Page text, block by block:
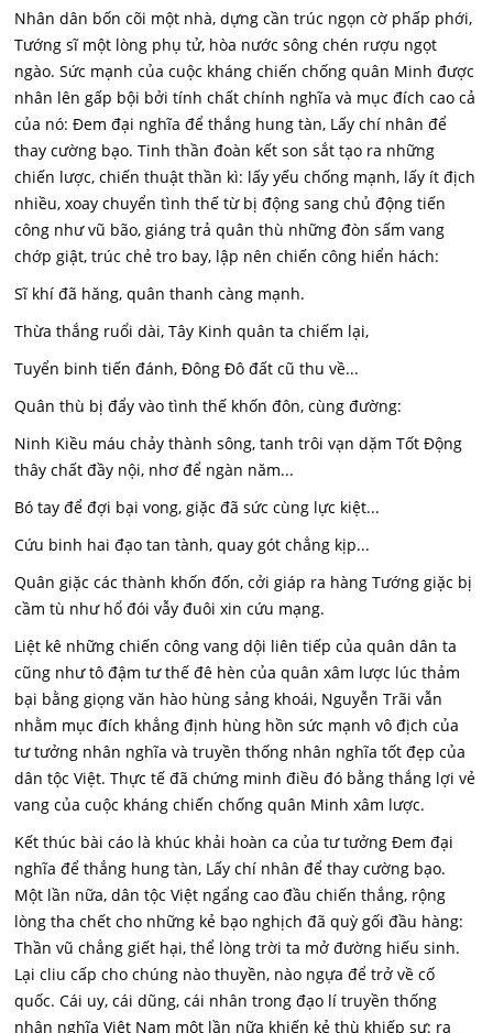
Nhân dân bốn cõi một nhà, dựng cần trúc ngọn cờ phấp phới,
Tướng sĩ một lòng phụ tử, hòa nước sông chén rượu ngọt
ngào. Sức mạnh của cuộc kháng chiến chống quân Minh được
nhân lên gấp bội bởi tính chất chính nghĩa và mục đích cao cả
của nó: Đem đại nghĩa để thắng hung tàn, Lấy chí nhân để
thay cường bạo. Tinh thần đoàn kết son sắt tạo ra những
chiến lược, chiến thuật thần kì: lấy yếu chống mạnh, lấy ít địch
nhiều, xoay chuyển tình thế từ bị động sang chủ động tiến
công như vũ bão, giáng trả quân thù những đòn sấm vang
chớp giật, trúc chẻ tro bay, lập nên chiến công hiển hách:
Sĩ khí đã hăng, quân thanh càng mạnh.
Thừa thắng ruổi dài, Tây Kinh quân ta chiếm lại,
Tuyển binh tiến đánh, Đông Đô đất cũ thu về...
Quân thù bị đẩy vào tình thế khốn đôn, cùng đường:
Ninh Kiều máu chảy thành sông, tanh trôi vạn dặm Tốt Động
thây chất đầy nội, nhơ để ngàn năm...
Bó tay để đợi bại vong, giặc đã sức cùng lực kiệt...
Cứu binh hai đạo tan tành, quay gót chẳng kịp...
Quân giặc các thành khốn đốn, cởi giáp ra hàng Tướng giặc bị
cầm tù như hổ đói vẫy đuôi xin cứu mạng.
Liệt kê những chiến công vang dội liên tiếp của quân dân ta
cũng như tô đậm tư thế đê hèn của quân xâm lược lúc thảm
bại bằng giọng văn hào hùng sảng khoái, Nguyễn Trãi vẫn
nhằm mục đích khẳng định hùng hồn sức mạnh vô địch của
tư tưởng nhân nghĩa và truyền thống nhân nghĩa tốt đẹp của
dân tộc Việt. Thực tế đã chứng minh điều đó bằng thắng lợi vẻ
vang của cuộc kháng chiến chống quân Minh xâm lược.
Kết thúc bài cáo là khúc khải hoàn ca của tư tưởng Đem đại
nghĩa để thắng hung tàn, Lấy chí nhân để thay cường bạo.
Một lần nữa, dân tộc Việt ngẩng cao đầu chiến thắng, rộng
lòng tha chết cho những kẻ bạo nghịch đã quỳ gối đầu hàng:
Thần vũ chẳng giết hại, thể lòng trời ta mở đường hiếu sinh.
Lại cliu cấp cho chúng nào thuyền, nào ngựa để trở về cố
quốc. Cái uy, cái dũng, cái nhân trong đạo lí truyền thống
nhân nghĩa Việt Nam một lần nữa khiến kẻ thù khiếp sự: ra